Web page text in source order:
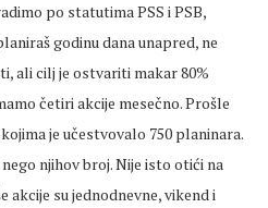
po statutima PSS i PSB,
godinu dana unapred, ne
ali cilj je ostvariti makar 80%
četiri akcije mesečno. Prošle
je učestvovalo 750 planinara.
njihov broj. Nije isto otići na
akcije su jednodnevne, vikend i